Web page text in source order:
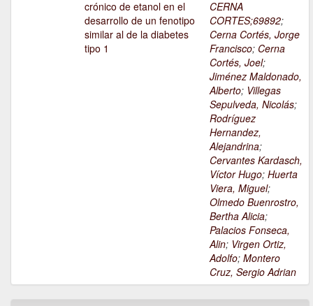
crónico de etanol en el
desarrollo de un fenotipo
similar al de la diabetes
tipo 1
CERNA
CORTES;69892;
Cerna Cortés, Jorge
Francisco; Cerna
Cortés, Joel;
Jiménez Maldonado,
Alberto; Villegas
Sepulveda, Nicolás;
Rodríguez
Hernandez,
Alejandrina;
Cervantes Kardasch,
Víctor Hugo; Huerta
Viera, Miguel;
Olmedo Buenrostro,
Bertha Alicia;
Palacios Fonseca,
Alin; Virgen Ortiz,
Adolfo; Montero
Cruz, Sergio Adrian